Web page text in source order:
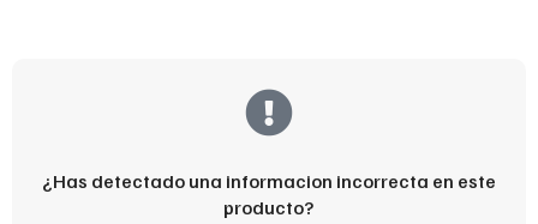
¿Has detectado una informacion incorrecta en este
producto?